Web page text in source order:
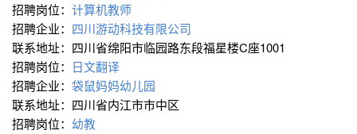
招聘岗位： 计算机教师
招聘企业： 四川游动科技有限公司
联系地址：四川省绵阳市临园路东段福星楼C座1001
招聘岗位： 日文翻译
招聘企业： 袋鼠妈妈幼儿园
联系地址：四川省内江市市中区
招聘岗位： 幼教